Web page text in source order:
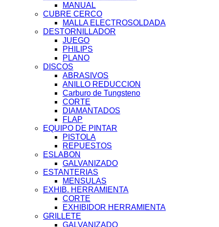
MANUAL
CUBRE CERCO
MALLA ELECTROSOLDADA
DESTORNILLADOR
JUEGO
PHILIPS
PLANO
DISCOS
ABRASIVOS
ANILLO REDUCCION
Carburo de Tungsteno
CORTE
DIAMANTADOS
FLAP
EQUIPO DE PINTAR
PISTOLA
REPUESTOS
ESLABON
GALVANIZADO
ESTANTERIAS
MENSULAS
EXHIB. HERRAMIENTA
CORTE
EXHIBIDOR HERRAMIENTA
GRILLETE
GALVANIZADO